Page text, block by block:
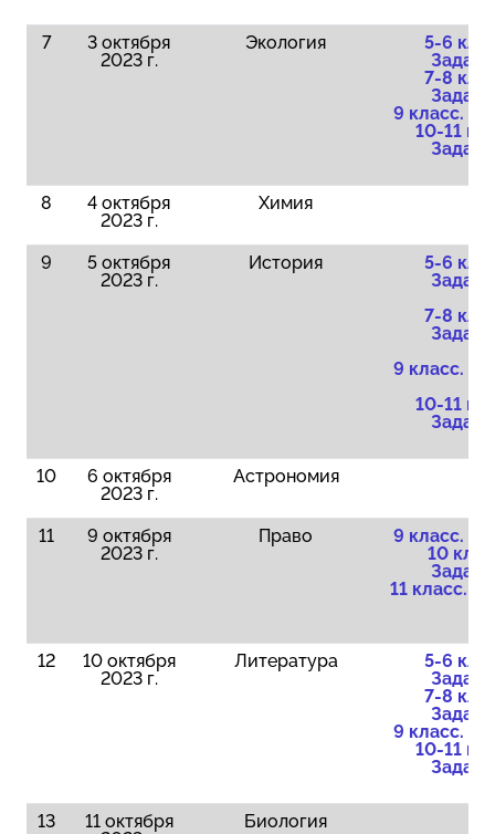
7
3 октября
2023 г.
Экология
5-6
7-8
9 класс.
10-11
8
4 октября
2023 г.
Химия
9
5 октября
2023 г.
История
5-6
7-8
9 класс.
10-11
10
6 октября
2023 г.
Астрономия
11
9 октября
2023 г.
Право
9 класс.
10
11 класс.
12
10 октября
2023 г.
Литература
5-6
7-8
9 класс.
10-11
13
11 октября
Биология